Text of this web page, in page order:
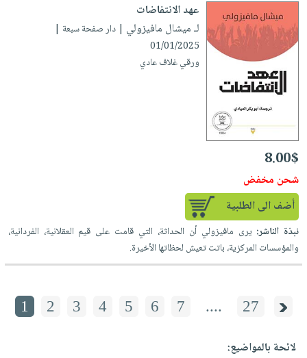
عهد الانتفاضات
لـ ميشال مافيزولي | دار صفحة سبعة |
01/01/2025
ورقي غلاف عادي
8.00$
شحن مخفض
أضف الى الطلبية
نبذة الناشر: يرى مافيزولي أن الحداثة، التي قامت على قيم العقلانية، الفردانية،
والمؤسسات المركزية، باتت تعيش لحظاتها الأخيرة.
1 2 3 4 5 6 7 .... 27
لائحة بالمواضيع: